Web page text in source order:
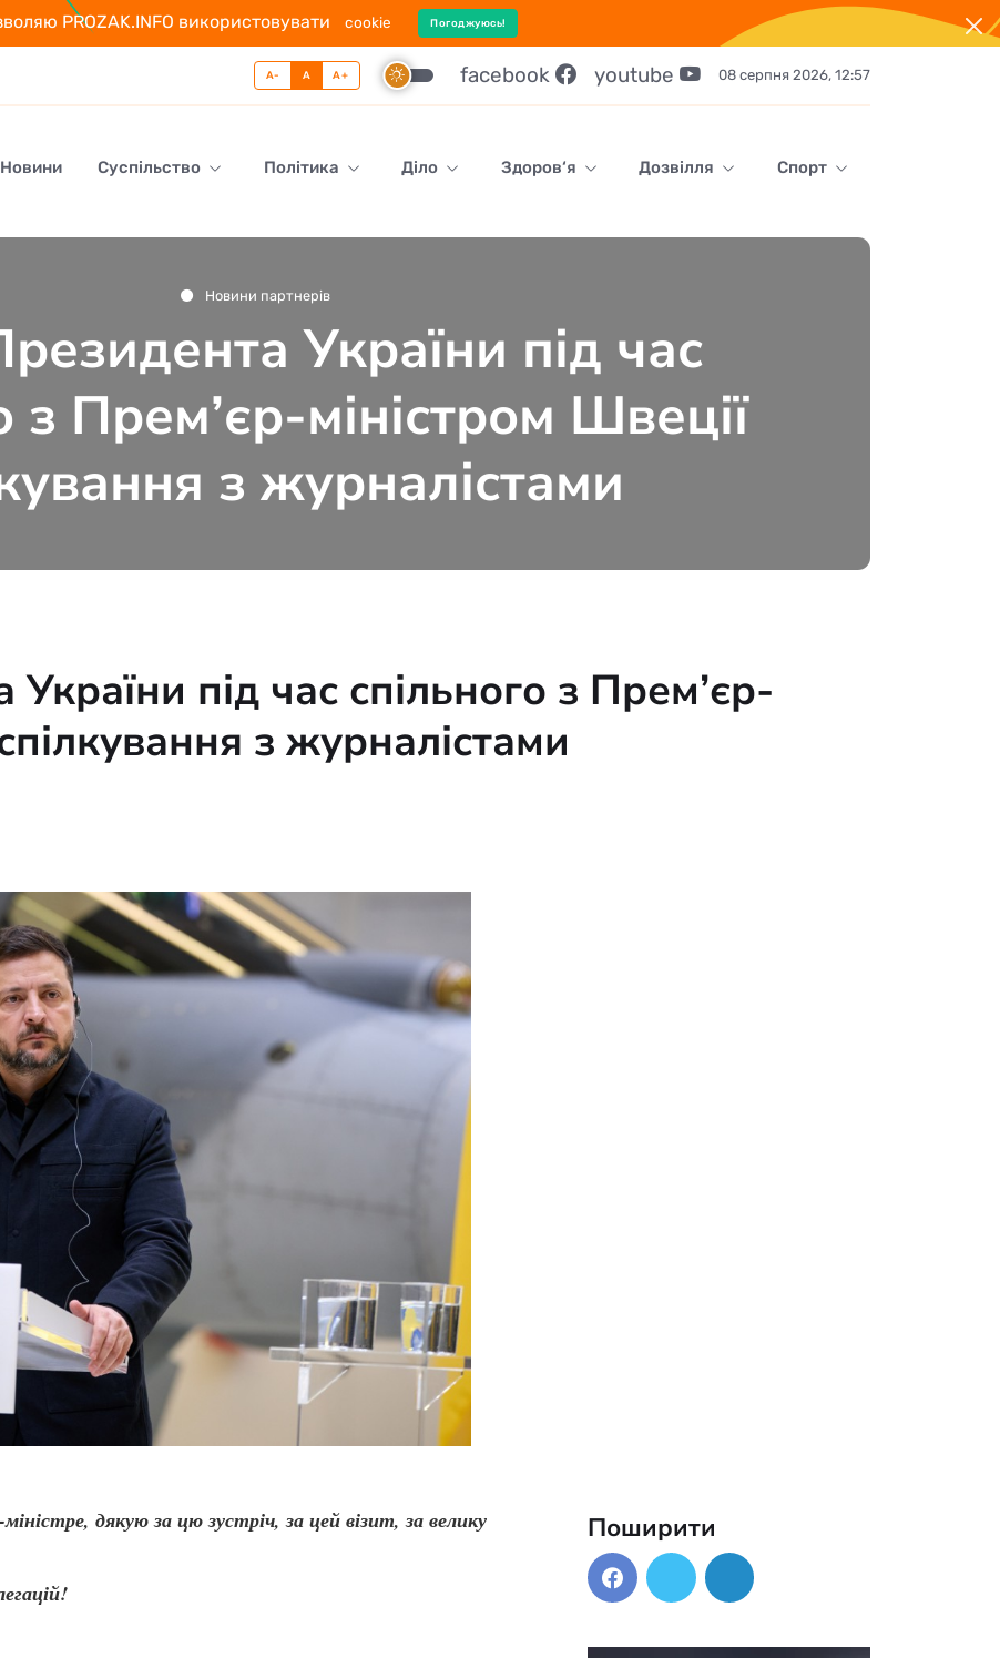
PROZAK.INFO використовувати cookie Погоджуюсь!
A- A A+ facebook youtube 08 серпня 2026, 12:57
Новини Суспільство Політика Діло Здоров‘я Дозвілля Спорт
Новини партнерів
України під час
з Прем’єр-міністром Швеції
з журналістами
під час спільного з Прем’єр-
з журналістами
дякую за цю зустріч, за цей візит, за велику
Поширити